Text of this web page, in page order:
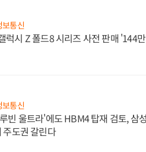
보통신
럭시 Z 폴드8 시리즈 사전 판매 '144
보통신
빈 울트라'에도 HBM4 탑재 검토, 삼
주도권 갈린다